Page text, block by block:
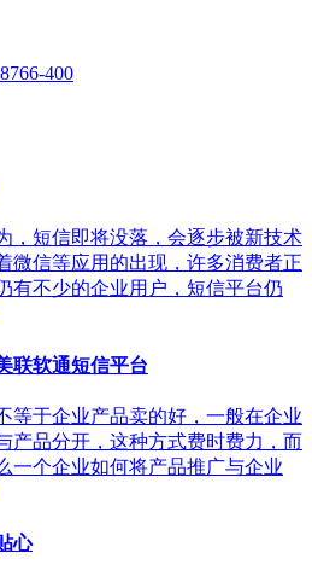
400
，短信即将没落，会逐步被新技术
微信等应用的出现，许多消费者正
有不少的企业用户，短信平台仍
软通短信平台
等于企业产品卖的好，一般在企业
产品分开，这种方式费时费力，而
一个企业如何将产品推广与企业
心